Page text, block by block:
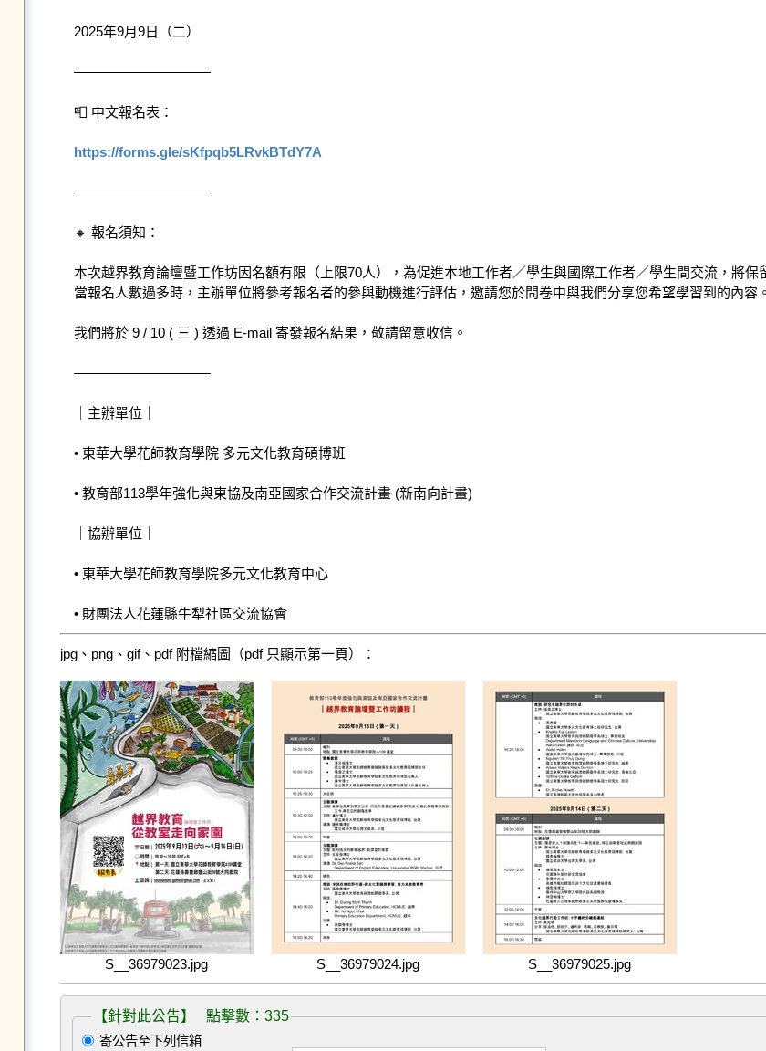
2025年9月9日（二）
——————————
📮 中文報名表：
https://forms.gle/sKfpqb5LRvkBTdY7A
——————————
🔸 報名須知：
本次越界教育論壇暨工作坊因名額有限（上限70人），為促進本地工作者／學生與國際工作者／學生間交流，將保
當報名人數過多時，主辦單位將參考報名者的參與動機進行評估，邀請您於問卷中與我們分享您希望學習到的內容。
我們將於 9 / 10 ( 三 ) 透過 E-mail 寄發報名結果，敬請留意收信。
——————————
｜主辦單位｜
• 東華大學花師教育學院 多元文化教育碩博班
• 教育部113學年強化與東協及南亞國家合作交流計畫 (新南向計畫)
｜協辦單位｜
• 東華大學花師教育學院多元文化教育中心
• 財團法人花蓮縣牛犁社區交流協會
jpg、png、gif、pdf 附檔縮圖（pdf 只顯示第一頁）：
S__36979023.jpg S__36979024.jpg S__36979025.jpg
【針對此公告】 點擊數：335
寄公告至下列信箱